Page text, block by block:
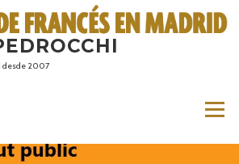
desde 2007
Menú